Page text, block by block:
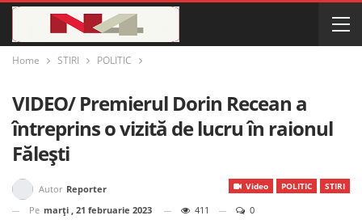
Home STIRI POLITIC
VIDEO/ Premierul Dorin Recean a
întreprins o vizită de lucru în raionul
Fălești
Video POLITIC STIRI
Autor Reporter
Pe marți , 21 februarie 2023 411 0